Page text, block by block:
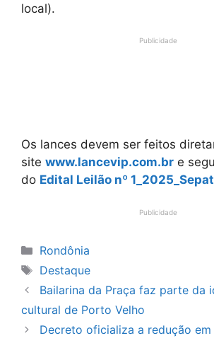
local).
Publicidade
Os lances devem ser feitos
site www.lancevip.com.br e
do Edital Leilão nº
Publicidade
Categorias
Rondônia
Tags
Destaque
Bailarina da Praça faz parte da
cultural de Porto Velho
Decreto oficializa a redução